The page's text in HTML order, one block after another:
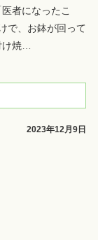
者になったこ
で、お鉢が回って
け焼…
2023年12月9日